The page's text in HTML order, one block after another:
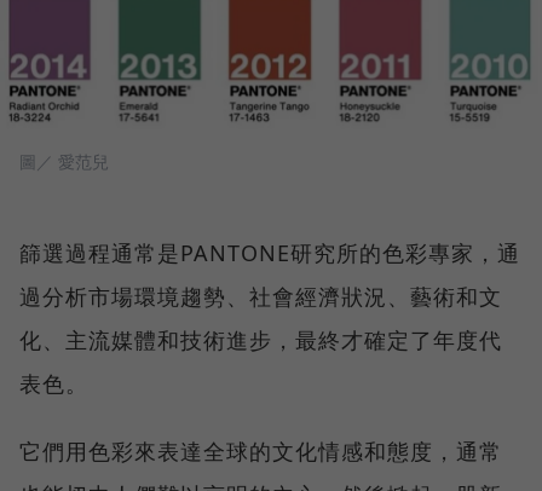
圖／ 愛范兒
篩選過程通常是PANTONE研究所的色彩專家，通
過分析市場環境趨勢、社會經濟狀況、藝術和文
化、主流媒體和技術進步，最終才確定了年度代
表色。
它們用色彩來表達全球的文化情感和態度，通常